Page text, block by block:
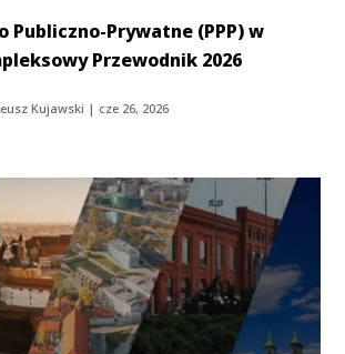
Publiczno-Prywatne (PPP) w
Przewodnik 2026
Kujawski | cze 26, 2026